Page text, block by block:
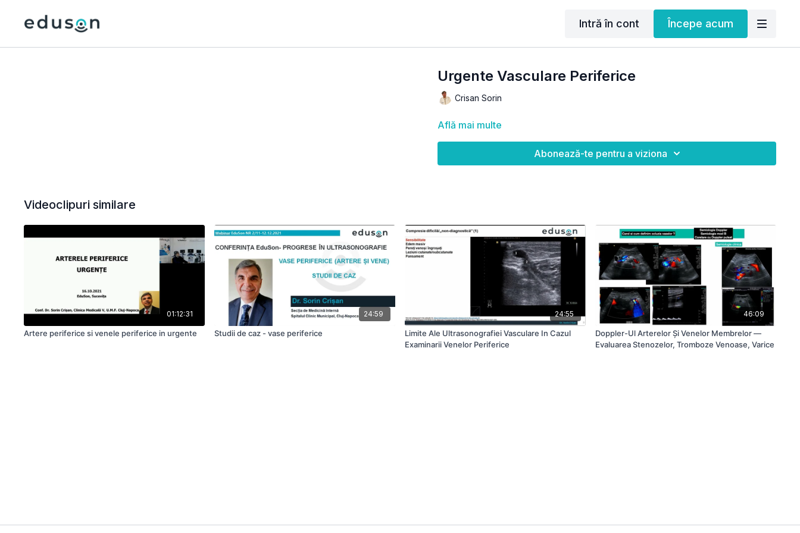
Intră în cont Începe acum
Urgente Vasculare Periferice
Crisan Sorin
Află mai multe
Abonează-te pentru a viziona
Videoclipuri similare
01:12:31
Artere periferice si venele periferice in urgente
24:59
Studii de caz - vase periferice
24:55
Limite Ale Ultrasonografiei Vasculare In Cazul
Examinarii Venelor Periferice
46:09
Doppler-Ul Arterelor Și Venelor Membrelor —
Evaluarea Stenozelor, Tromboze Venoase, Varice